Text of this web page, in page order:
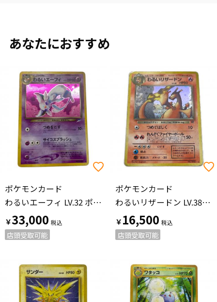
あなたにおすすめ
ポケモンカード
わるいエーフィ LV.32 ポケモンカード 旧裏面
￥33,000
店頭受取可能
ポケモンカード
わるいリザードン LV.38 かえんポケモン 旧裏面
￥16,500
店頭受取可能